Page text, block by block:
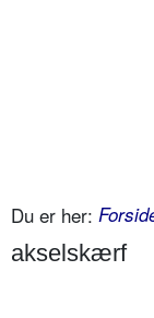
Du er her:
akselskærf